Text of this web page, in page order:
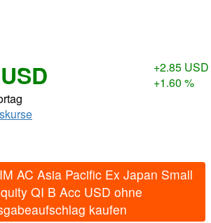
+2.85 USD
+1.60 %
AC Asia Pacific Ex Japan Small
QI B Acc USD ohne
kaufen